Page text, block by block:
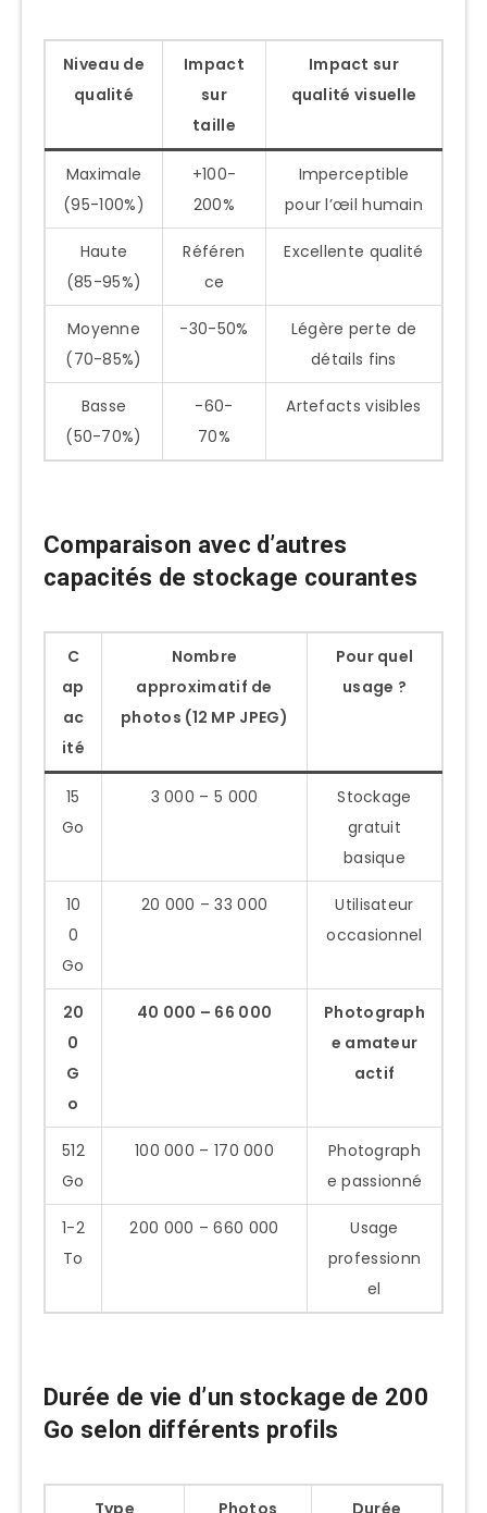
Niveau de
qualité
Impact
sur
taille
Impact sur
qualité visuelle
Maximale
(95-100%)
+100-
200%
Imperceptible
pour l’œil humain
Haute
(85-95%)
Référen
ce
Excellente qualité
Moyenne
(70-85%)
-30-50%
Légère perte de
détails fins
Basse
(50-70%)
-60-
70%
Artefacts visibles
Comparaison avec d’autres
capacités de stockage courantes
C
ap
ac
ité
Nombre
approximatif de
photos (12 MP JPEG)
Pour quel
usage ?
15
Go
3 000 – 5 000
Stockage
gratuit
basique
10
0
Go
20 000 – 33 000
Utilisateur
occasionnel
20
0
G
o
40 000 – 66 000
Photograph
e amateur
actif
512
Go
100 000 – 170 000
Photograph
e passionné
1-2
To
200 000 – 660 000
Usage
professionn
el
Durée de vie d’un stockage de 200
Go selon différents profils
Type Photos Durée